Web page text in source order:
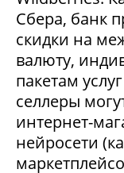
Сбера, банк
скидки на
валюту,
пакетам
селлеры
интернет-
нейросети